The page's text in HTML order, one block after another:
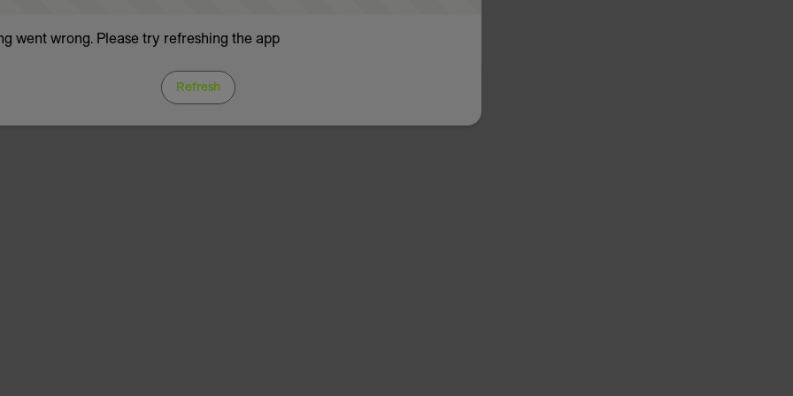
went wrong. Please try refreshing the app
Refresh